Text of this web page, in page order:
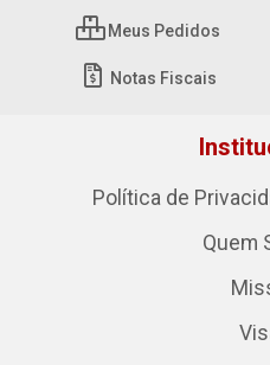
Meus Pedidos
Notas Fiscais
Política de
Quem